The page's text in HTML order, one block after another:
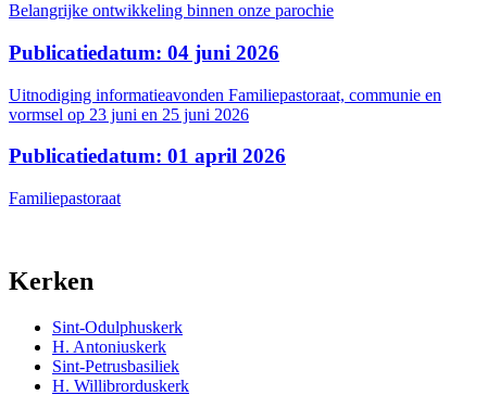
Belangrijke ontwikkeling binnen onze parochie
Publicatiedatum: 04 juni 2026
Uitnodiging informatieavonden Familiepastoraat, communie en
vormsel op 23 juni en 25 juni 2026
Publicatiedatum: 01 april 2026
Familiepastoraat
Kerken
Sint-Odulphuskerk
H. Antoniuskerk
Sint-Petrusbasiliek
H. Willibrorduskerk